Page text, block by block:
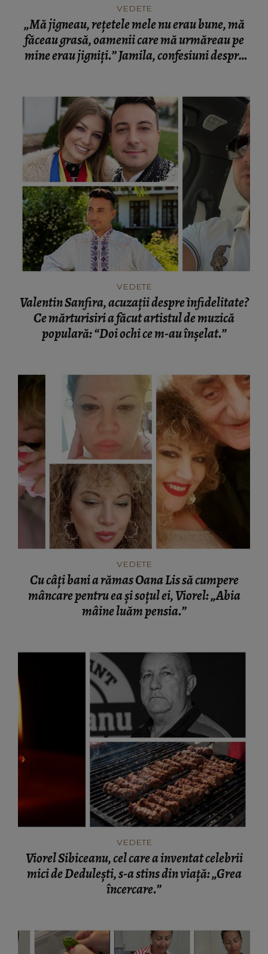
VEDETE
„Mă jigneau, rețetele mele nu erau bune, mă
făceau grasă, oamenii care mă urmăreau pe
mine erau jigniți.” Jamila, confesiuni despre
VEDETE
Valentin Sanfira, acuzații despre infidelitate?
Ce mărturisiri a făcut artistul de muzică
populară: “Doi ochi ce m-au înșelat.”
VEDETE
Cu câți bani a rămas Oana Lis să cumpere
mâncare pentru ea și soțul ei, Viorel: „Abia
mâine luăm pensia.”
VEDETE
Viorel Sibiceanu, cel care a inventat celebrii
mici de Dedulești, s-a stins din viață: „Grea
încercare.”